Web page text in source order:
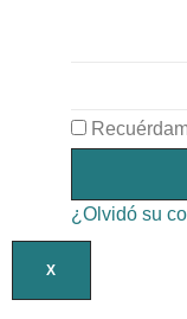
¿Olvidó su
X